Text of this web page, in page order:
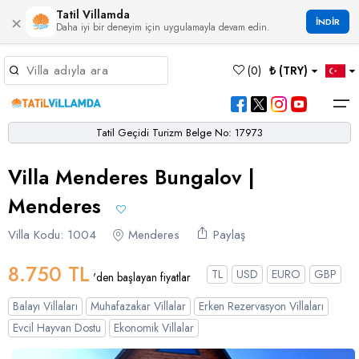
× Tatil Villamda
Daha iyi bir deneyim için uygulamayla devam edin. İNDİR
(0) ₺ (TRY)
Hakkımızda
Bölgeler
Bölgeler
Turgutreis
Alaçatı
Germiyan
Dalaman
Dalyan
Çalış
Çamköy
Çatalarık
Çiftlik
Eldirek
Bornova
Akbel
Bezirgan
Çavdır
Çayköy
Hacıoğlan
Ağullu
Bayındır
Çukurbağ
Gökçeören
Gökseki
Çamlı
Selimiye
Boğaziçi
Eşen
Karadere
Yakabağ
Villa Seçeneklerimiz
Villa Seçeneklerimiz
Çift Jakuzili Villalar
Çocuk Havuzlu Villalar
Çocuk Oyun Alanı Olan Villalar
Blog
Tatil Geçidi Turizm Belge No: 17973
Villa Menderes Bungalov |
Menderes
Villa Kodu: 1004 Menderes Paylaş
8.750 TL 'den başlayan fiyatlar TL USD EURO
GBP
Balayı Villaları
Muhafazakar Villalar
Erken Rezervasyon Villaları
Evcil Hayvan Dostu
Ekonomik Villalar
Dil Seçiniz
Türkçe English
German Italian Russian
Kur Seçiniz
Türk Lirası
TRY
EURO
Sterlin
Favorilerim
Müsaitlik Takvimi
Müsaitlik Takvimi >